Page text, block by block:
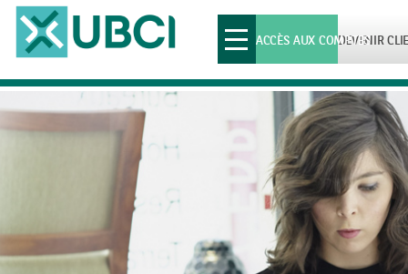
Toggle
navigationDEVENIR
ACCÈS AUX COMPTES